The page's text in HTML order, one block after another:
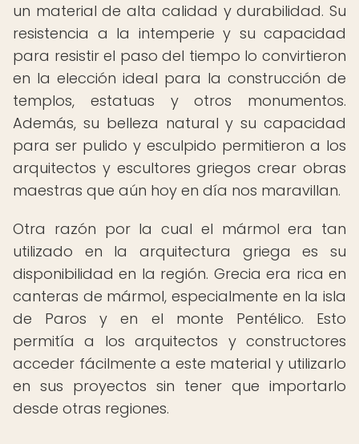
un material de alta calidad y durabilidad. Su
resistencia a la intemperie y su capacidad
para resistir el paso del tiempo lo convirtieron
en la elección ideal para la construcción de
templos, estatuas y otros monumentos.
Además, su belleza natural y su capacidad
para ser pulido y esculpido permitieron a los
arquitectos y escultores griegos crear obras
maestras que aún hoy en día nos maravillan.
Otra razón por la cual el mármol era tan
utilizado en la arquitectura griega es su
disponibilidad en la región. Grecia era rica en
canteras de mármol, especialmente en la isla
de Paros y en el monte Pentélico. Esto
permitía a los arquitectos y constructores
acceder fácilmente a este material y utilizarlo
en sus proyectos sin tener que importarlo
desde otras regiones.